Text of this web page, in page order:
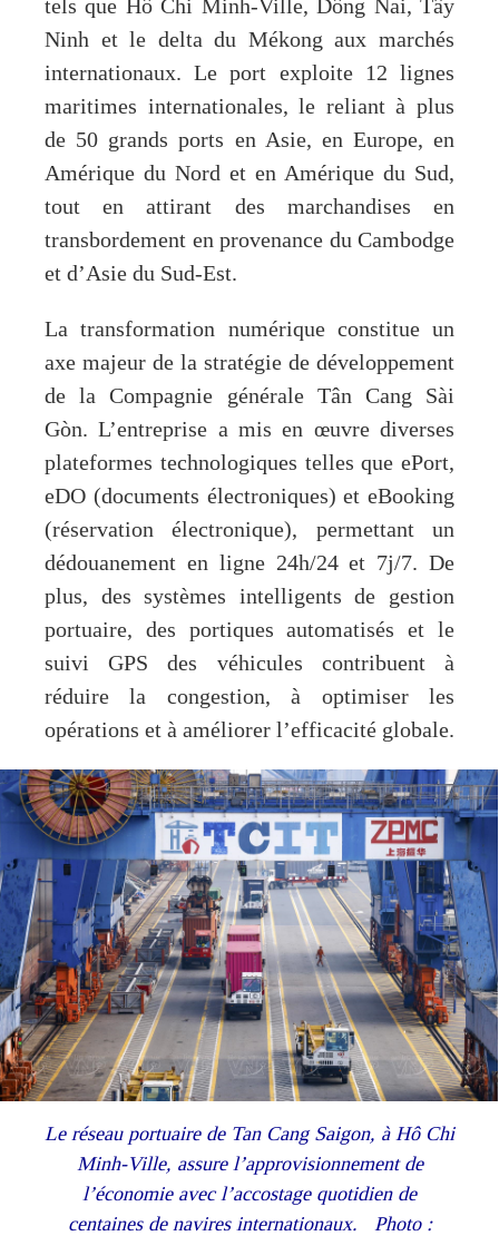
tels que Hô Chi Minh-Ville, Dông Nai, Tây
Ninh et le delta du Mékong aux marchés
internationaux. Le port exploite 12 lignes
maritimes internationales, le reliant à plus
de 50 grands ports en Asie, en Europe, en
Amérique du Nord et en Amérique du Sud,
tout en attirant des marchandises en
transbordement en provenance du Cambodge
et d’Asie du Sud-Est.
La transformation numérique constitue un
axe majeur de la stratégie de développement
de la Compagnie générale Tân Cang Sài
Gòn. L’entreprise a mis en œuvre diverses
plateformes technologiques telles que ePort,
eDO (documents électroniques) et eBooking
(réservation électronique), permettant un
dédouanement en ligne 24h/24 et 7j/7. De
plus, des systèmes intelligents de gestion
portuaire, des portiques automatisés et le
suivi GPS des véhicules contribuent à
réduire la congestion, à optimiser les
opérations et à améliorer l’efficacité globale.
Le réseau portuaire de Tan Cang Saigon, à Hô Chi
Minh-Ville, assure l’approvisionnement de
l’économie avec l’accostage quotidien de
centaines de navires internationaux. Photo :